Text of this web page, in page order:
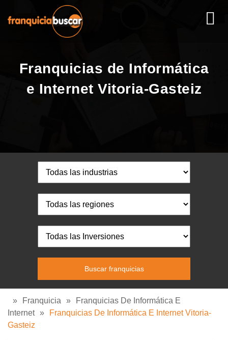
Franquicias de Informática
e Internet Vitoria-Gasteiz
» Franquicia »
Franquicias De Informática E
Internet »
Franquicias De Informática E Internet Vitoria-
Gasteiz